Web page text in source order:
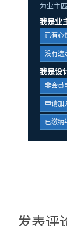
为业主
我是业
已有心
没有选
我是设
非会员
申请加
已缴纳
发表评